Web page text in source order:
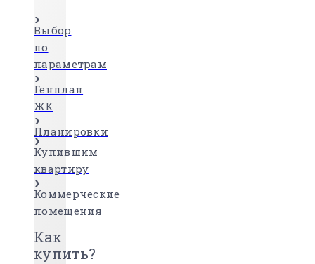
Выбор
по
параметрам
Генплан
ЖК
Планировки
Купившим
квартиру
Коммерческие
помещения
Как
купить?